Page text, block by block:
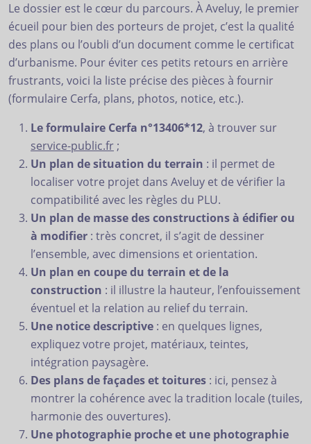
Le dossier est le cœur du parcours. À Aveluy, le premier
écueil pour bien des porteurs de projet, c’est la qualité
des plans ou l’oubli d’un document comme le certificat
d’urbanisme. Pour éviter ces petits retours en arrière
frustrants, voici la liste précise des pièces à fournir
(formulaire Cerfa, plans, photos, notice, etc.).
Le formulaire Cerfa n°13406*12, à trouver sur
service-public.fr ;
Un plan de situation du terrain : il permet de
localiser votre projet dans Aveluy et de vérifier la
compatibilité avec les règles du PLU.
Un plan de masse des constructions à édifier ou
à modifier : très concret, il s’agit de dessiner
l’ensemble, avec dimensions et orientation.
Un plan en coupe du terrain et de la
construction : il illustre la hauteur, l’enfouissement
éventuel et la relation au relief du terrain.
Une notice descriptive : en quelques lignes,
expliquez votre projet, matériaux, teintes,
intégration paysagère.
Des plans de façades et toitures : ici, pensez à
montrer la cohérence avec la tradition locale (tuiles,
harmonie des ouvertures).
Une photographie proche et une photographie